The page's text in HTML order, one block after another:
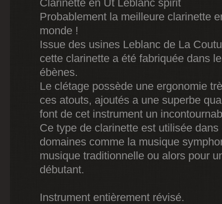
Clarinette en Ut Leblanc spirit
Probablement la meilleure clarinette
monde !
Issue des usines Leblanc de La
cette clarinette a été fabriquée dans
ébènes.
Le clétage possède une ergonomie
ces atouts, ajoutés a une superbe
font de cet instrument un
Ce type de clarinette est utilisée dans
domaines comme la musique
musique traditionnelle ou alors pour
débutant.
Instrument entièrement révisé.